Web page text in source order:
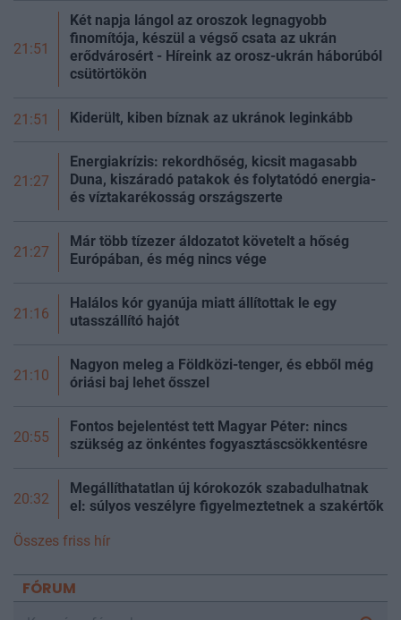
21:51
Két napja lángol az oroszok legnagyobb
finomítója, készül a végső csata az ukrán
erődvárosért - Híreink az orosz-ukrán háborúból
csütörtökön
21:51 Kiderült, kiben bíznak az ukránok leginkább
21:27
Energiakrízis: rekordhőség, kicsit magasabb
Duna, kiszáradó patakok és folytatódó energia-
és víztakarékosság országszerte
21:27
Már több tízezer áldozatot követelt a hőség
Európában, és még nincs vége
21:16
Halálos kór gyanúja miatt állítottak le egy
utasszállító hajót
21:10
Nagyon meleg a Földközi-tenger, és ebből még
óriási baj lehet ősszel
20:55
Fontos bejelentést tett Magyar Péter: nincs
szükség az önkéntes fogyasztáscsökkentésre
20:32
Megállíthatatlan új kórokozók szabadulhatnak
el: súlyos veszélyre figyelmeztetnek a szakértők
Összes friss hír
FÓRUM